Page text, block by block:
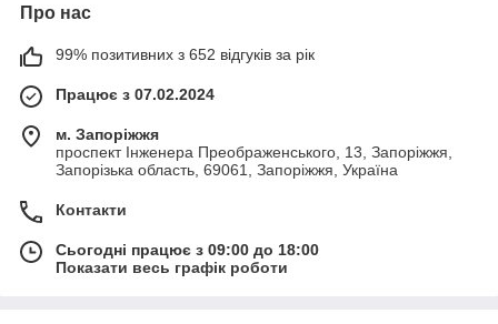
Про нас
99% позитивних з 652 відгуків за рік
Працює з 07.02.2024
м. Запоріжжя
проспект Інженера Преображенського, 13, Запоріжжя,
Запорізька область, 69061, Запоріжжя, Україна
Контакти
Сьогодні працює з 09:00 до 18:00
Показати весь графік роботи